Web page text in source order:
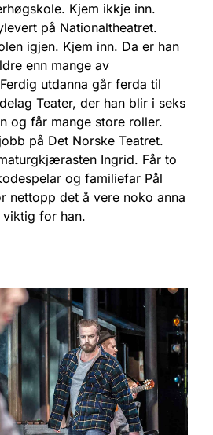
Kjem ikkje inn.
på Nationaltheatret.
igjen. Kjem inn. Da er han
enn mange av
utdanna går ferda til
Teater, der han blir i seks
og får mange store roller.
på Det Norske Teatret.
Ingrid. Får to
og familiefar Pål
nettopp det å vere noko anna
viktig for han.